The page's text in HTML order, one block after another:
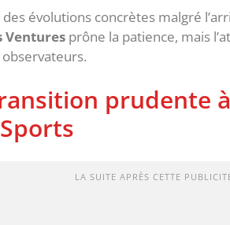
évolutions concrètes malgré
Ventures prône la patience, mais
prudente
LA SUITE APRÈS CETTE